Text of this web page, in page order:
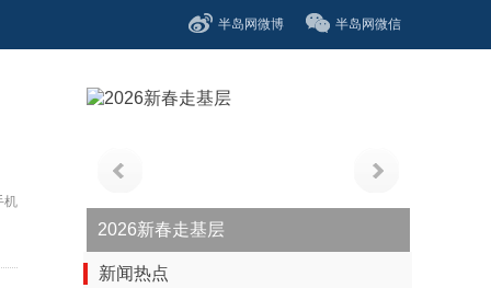
半岛网微博 半岛网微信
机
青春逐梦正当时——聚焦2026年中...
新闻热点